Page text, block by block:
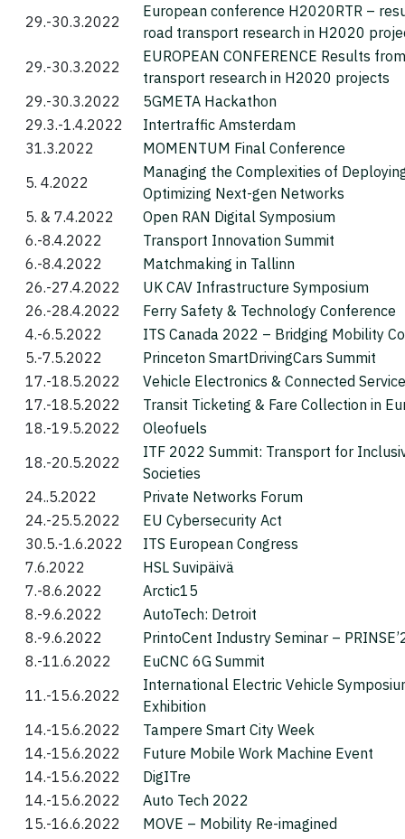
29.-30.3.2022
European conference H2020RTR –
road transport research in H2020
29.-30.3.2022
EUROPEAN CONFERENCE Results
transport research in H2020 projects
29.-30.3.2022
5GMETA Hackathon
29.3.-1.4.2022
Intertraffic Amsterdam
31.3.2022
MOMENTUM Final Conference
5. 4.2022
Managing the Complexities of
Optimizing Next-gen Networks
5. & 7.4.2022
Open RAN Digital Symposium
6.-8.4.2022
Transport Innovation Summit
6.-8.4.2022
Matchmaking in Tallinn
26.-27.4.2022
UK CAV Infrastructure Symposium
26.-28.4.2022
Ferry Safety & Technology Conference
4.-6.5.2022
ITS Canada 2022 – Bridging Mobility
5.-7.5.2022
Princeton SmartDrivingCars Summit
17.-18.5.2022
Vehicle Electronics & Connected
17.-18.5.2022
Transit Ticketing & Fare Collection in
18.-19.5.2022
Oleofuels
18.-20.5.2022
ITF 2022 Summit: Transport for
Societies
24..5.2022
Private Networks Forum
24.-25.5.2022
EU Cybersecurity Act
30.5.-1.6.2022
ITS European Congress
7.6.2022
HSL Suvipäivä
7.-8.6.2022
Arctic15
8.-9.6.2022
AutoTech: Detroit
8.-9.6.2022
PrintoCent Industry Seminar –
8.-11.6.2022
EuCNC 6G Summit
11.-15.6.2022
International Electric Vehicle
Exhibition
14.-15.6.2022
Tampere Smart City Week
14.-15.6.2022
Future Mobile Work Machine Event
14.-15.6.2022
DigITre
14.-15.6.2022
Auto Tech 2022
15.-16.6.2022
MOVE – Mobility Re-imagined